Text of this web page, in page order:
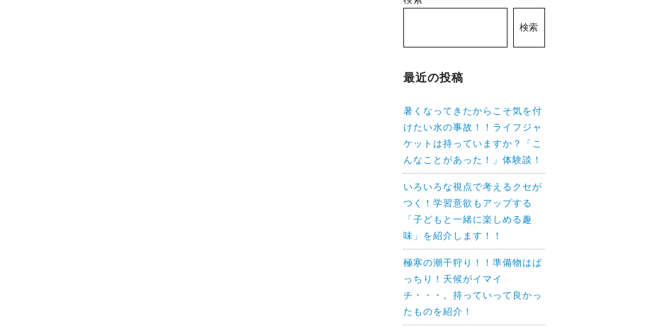
検索
最近の投稿
暑くなってきたからこそ気を付
けたい水の事故！！ライフジャ
ケットは持っていますか？「こ
んなことがあった！」体験談！
いろいろな視点で考えるクセが
つく！学習意欲もアップする
「子どもと一緒に楽しめる趣
味」を紹介します！！
極寒の潮干狩り！！準備物はば
っちり！天候がイマイ
チ・・・。持っていって良かっ
たものを紹介！